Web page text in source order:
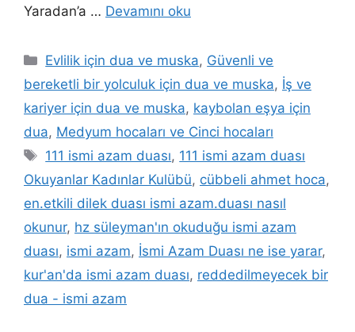
Yaradan’a … Devamını oku
Evlilik için dua ve muska, Güvenli ve
bereketli bir yolculuk için dua ve muska, İş ve
kariyer için dua ve muska, kaybolan eşya için
dua, Medyum hocaları ve Cinci hocaları
111 ismi azam duası, 111 ismi azam duası
Okuyanlar Kadınlar Kulübü, cübbeli ahmet hoca,
en.etkili dilek duası ismi azam.duası nasıl
okunur, hz süleyman'ın okuduğu ismi azam
duası, ismi azam, İsmi Azam Duası ne ise yarar,
kur'an'da ismi azam duası, reddedilmeyecek bir
dua - ismi azam